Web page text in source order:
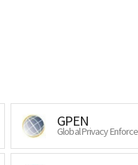
GPEN
Global Privacy